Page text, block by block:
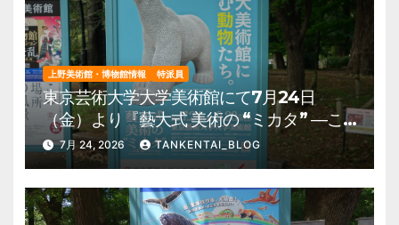
上野美術館・博物館情報 特派員
東京芸術大学大学美術館にて7月24日
（金）より『藝大式 美術の “ミカタ” ―こ
の夏、藝大生になる―』を開催。 上野公
園 美術館・博物館 混雑情報他
7月 24, 2026 TANKENTAI_BLOG